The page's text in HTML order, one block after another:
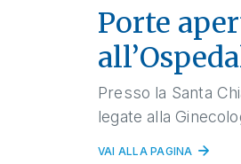
Porte
Presso la Santa
legate alla
VAI ALLA PAGINA